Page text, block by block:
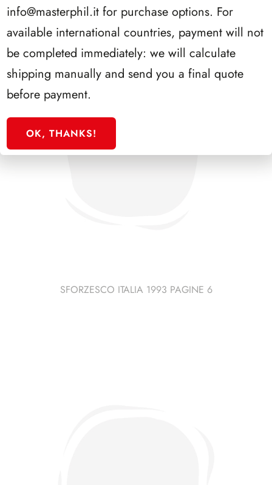
SFORZESCO ITALIA 1993 PAGINE 6
info@masterphil.it for purchase options. For
available international countries, payment will not
be completed immediately: we will calculate
shipping manually and send you a final quote
before payment.
OK, THANKS!